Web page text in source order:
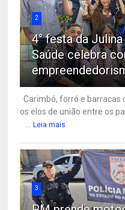
2
4° festa da
Saúde celebra
Carimbó, forró e barracas
os elos de união entre os
Leia mais
3